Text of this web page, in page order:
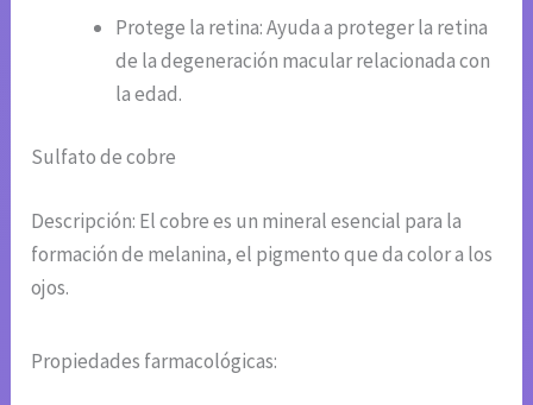
Protege la retina: Ayuda a proteger la retina
de la degeneración macular relacionada con
la edad.
Sulfato de cobre
Descripción: El cobre es un mineral esencial para la
formación de melanina, el pigmento que da color a los
ojos.
Propiedades farmacológicas: